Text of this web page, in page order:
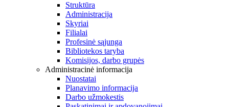
Struktūra
Administracija
Skyriai
Filialai
Profesinė sąjunga
Bibliotekos taryba
Komisijos, darbo grupės
Administracinė informacija
Nuostatai
Planavimo informacija
Darbo užmokestis